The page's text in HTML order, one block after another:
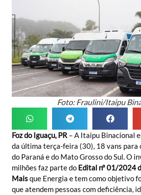
Foto: Fraulini/Itaipu
Foz do Iguaçu, PR – A Itaipu Binacional
da última terça-feira (30), 18 vans para
do Paraná e do Mato Grosso do Sul. O
milhões faz parte do Edital nº 01/2024
Maisque Energia e tem como objetivo
que atendem pessoas com deficiência,